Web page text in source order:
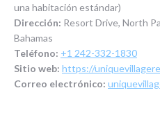
una habitación estándar)
Dirección: Resort Drive, North
Bahamas
Teléfono: +1 242-332-1830
Sitio web: https://
Correo electrónico: